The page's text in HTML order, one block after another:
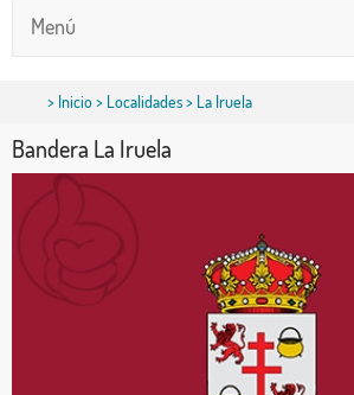
Menú
> Inicio> Localidades> La Iruela
Bandera La Iruela